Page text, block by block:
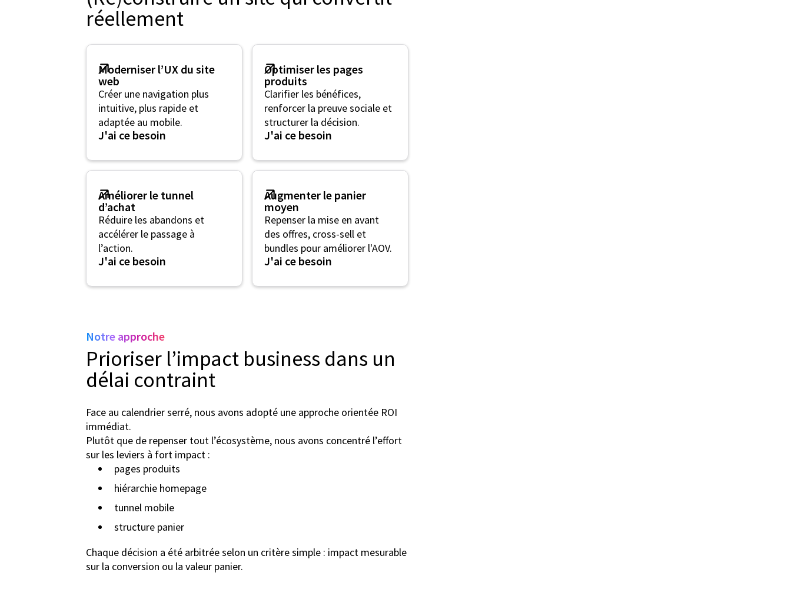
réellement
Moderniser l’UX du site
web
Créer une navigation plus
intuitive, plus rapide et
adaptée au mobile.
J'ai ce besoin
Optimiser les pages
produits
Clarifier les bénéfices,
renforcer la preuve sociale et
structurer la décision.
J'ai ce besoin
Améliorer le tunnel
d’achat
Réduire les abandons et
accélérer le passage à
l’action.
J'ai ce besoin
Augmenter le panier
moyen
Repenser la mise en avant
des offres, cross-sell et
bundles pour améliorer l'AOV.
J'ai ce besoin
Notre approche
Prioriser l’impact business dans un
délai contraint
Face au calendrier serré, nous avons adopté une approche orientée ROI
immédiat.
Plutôt que de repenser tout l’écosystème, nous avons concentré l’effort
sur les leviers à fort impact :
pages produits
hiérarchie homepage
tunnel mobile
structure panier
Chaque décision a été arbitrée selon un critère simple : impact mesurable
sur la conversion ou la valeur panier.